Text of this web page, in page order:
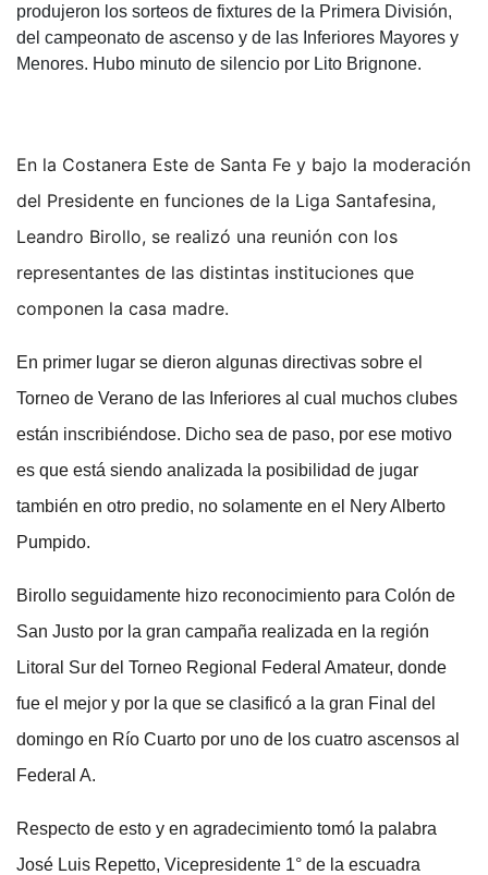
produjeron los sorteos de fixtures de la Primera División,
del campeonato de ascenso y de las Inferiores Mayores y
Menores. Hubo minuto de silencio por Lito Brignone.
En la Costanera Este de Santa Fe y bajo la moderación
del Presidente en funciones de la Liga Santafesina,
Leandro Birollo, se realizó una reunión con los
representantes de las distintas instituciones que
componen la casa madre.
En primer lugar se dieron algunas directivas sobre el
Torneo de Verano de las Inferiores al cual muchos clubes
están inscribiéndose. Dicho sea de paso, por ese motivo
es que está siendo analizada la posibilidad de jugar
también en otro predio, no solamente en el Nery Alberto
Pumpido.
Birollo seguidamente hizo reconocimiento para Colón de
San Justo por la gran campaña realizada en la región
Litoral Sur del Torneo Regional Federal Amateur, donde
fue el mejor y por la que se clasificó a la gran Final del
domingo en Río Cuarto por uno de los cuatro ascensos al
Federal A.
Respecto de esto y en agradecimiento tomó la palabra
José Luis Repetto, Vicepresidente 1° de la escuadra